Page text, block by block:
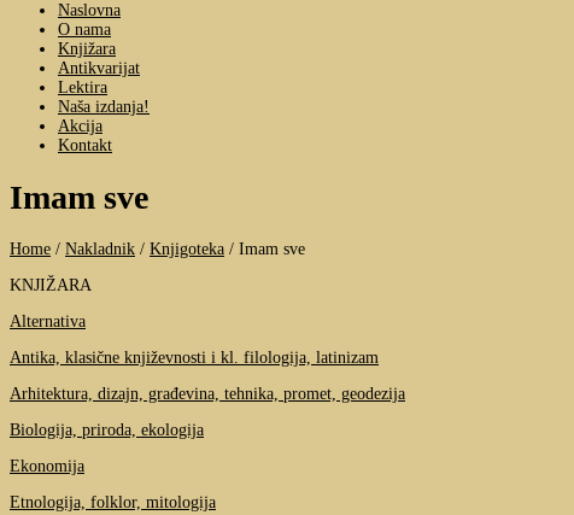
Naslovna
O nama
Knjižara
Antikvarijat
Lektira
Naša izdanja!
Akcija
Kontakt
Imam sve
Home / Nakladnik / Knjigoteka / Imam sve
KNJIŽARA
Alternativa
Antika, klasične književnosti i kl. filologija, latinizam
Arhitektura, dizajn, građevina, tehnika, promet, geodezija
Biologija, priroda, ekologija
Ekonomija
Etnologija, folklor, mitologija